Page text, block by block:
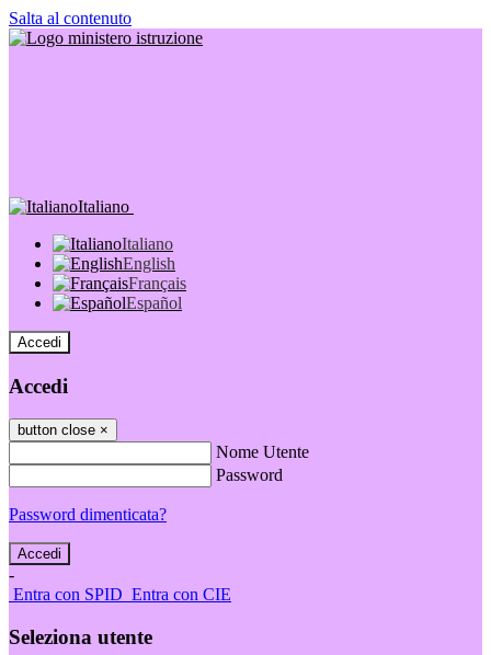
Salta al contenuto
Italiano
Italiano
English
Français
Español
Accedi
Accedi
button close ×
Nome Utente
Password
Password dimenticata?
-
Entra con SPID Entra con CIE
Seleziona utente